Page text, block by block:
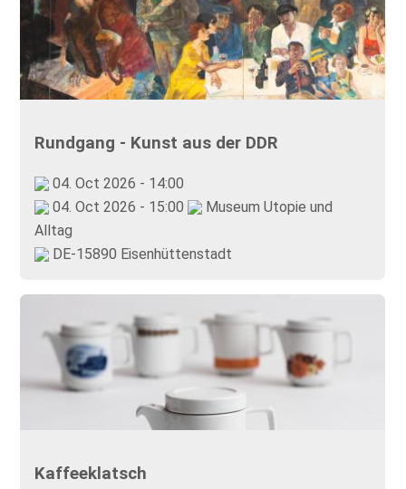
Rundgang - Kunst aus der DDR
04. Oct 2026 - 14:00
04. Oct 2026 - 15:00
Museum Utopie und
Alltag
DE-15890 Eisenhüttenstadt
Kaffeeklatsch